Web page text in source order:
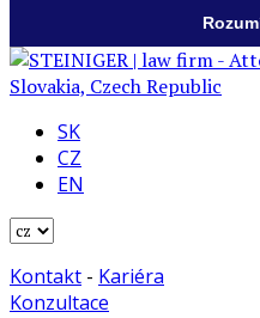
SK
CZ
EN
Kontakt - Kariéra
Konzultace